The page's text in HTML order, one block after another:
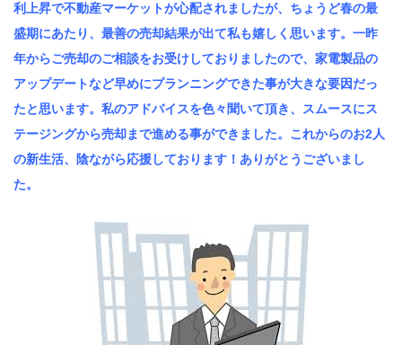
利上昇で不動産マーケットが心配されましたが、ちょうど春の最
盛期にあたり、最善の売却結果が出て私も嬉しく思います。一昨
年からご売却のご相談をお受けしておりましたので、家電製品の
アップデートなど早めにプランニングできた事が大きな要因だっ
たと思います。私のアドバイスを色々聞いて頂き、スムースにス
テージングから売却まで進める事ができました。これからのお2人
の新生活、陰ながら応援しております！ありがとうございまし
た。